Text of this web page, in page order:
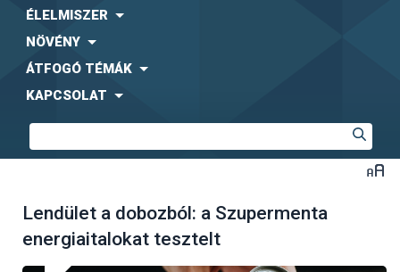
ÉLELMISZER
NÖVÉNY
ÁTFOGÓ TÉMÁK
KAPCSOLAT
Lendület a dobozból: a Szupermenta
energiaitalokat tesztelt